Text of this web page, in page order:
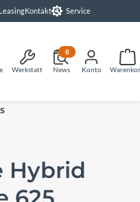
Kontakt Service
Werkstatt News
8
Konto
Hybrid